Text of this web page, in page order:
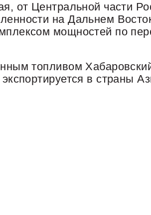
от Центральной части
на Дальнем
мощностей по
топливом
в страны